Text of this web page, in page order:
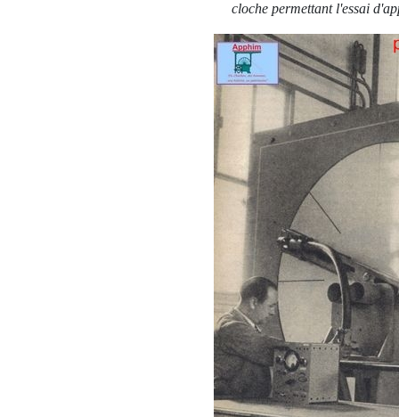
cloche permettant l'essai